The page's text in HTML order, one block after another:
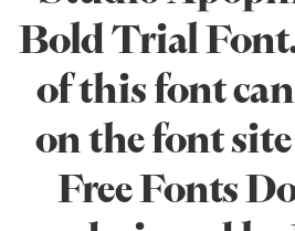
Bold Trial
of this font
on the font
Free Fonts